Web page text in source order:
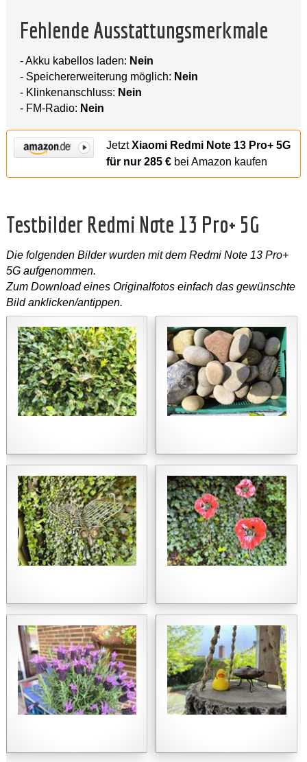
Fehlende Ausstattungsmerkmale
- Akku kabellos laden: Nein
- Speichererweiterung möglich: Nein
- Klinkenanschluss: Nein
- FM-Radio: Nein
JetztXiaomi Redmi Note 13 Pro+ 5G
für nur 285 €bei Amazon kaufen
Testbilder Redmi Note 13 Pro+ 5G
Die folgenden Bilder wurden mit dem Redmi Note 13 Pro+
5G aufgenommen.
Zum Download eines Originalfotos einfach das gewünschte
Bild anklicken/antippen.